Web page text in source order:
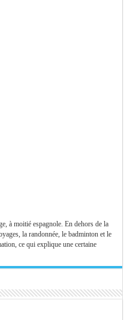
à moitié espagnole. En dehors de la
la randonnée, le badminton et le
ce qui explique une certaine